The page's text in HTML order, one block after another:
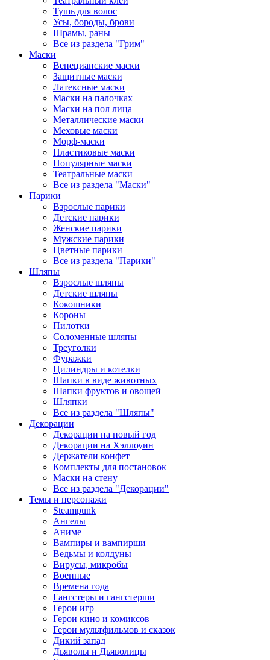
Тушь для волос
Усы, бороды, брови
Шрамы, раны
Все из раздела "Грим"
Маски
Венецианские маски
Защитные маски
Латексные маски
Маски на палочках
Маски на пол лица
Металлические маски
Меховые маски
Морф-маски
Пластиковые маски
Популярные маски
Театральные маски
Все из раздела "Маски"
Парики
Взрослые парики
Детские парики
Женские парики
Мужские парики
Цветные парики
Все из раздела "Парики"
Шляпы
Взрослые шляпы
Детские шляпы
Кокошники
Короны
Пилотки
Соломенные шляпы
Треуголки
Фуражки
Цилиндры и котелки
Шапки в виде животных
Шапки фруктов и овощей
Шляпки
Все из раздела "Шляпы"
Декорации
Декорации на новый год
Декорации на Хэллоуин
Держатели конфет
Комплекты для постановок
Маски на стену
Все из раздела "Декорации"
Темы и персонажи
Steampunk
Ангелы
Аниме
Вампиры и вампирши
Ведьмы и колдуны
Вирусы, микробы
Военные
Времена года
Гангстеры и гангстерши
Герои игр
Герои кино и комиксов
Герои мультфильмов и сказок
Дикий запад
Дьяволы и Дьяволицы